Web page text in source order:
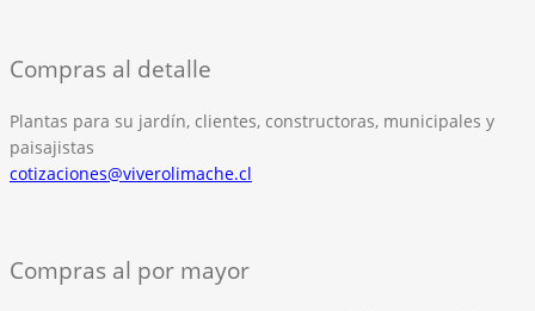
Compras al detalle
Plantas para su jardín, clientes, constructoras, municipales y
paisajistas
cotizaciones@viverolimache.cl
Compras al por mayor